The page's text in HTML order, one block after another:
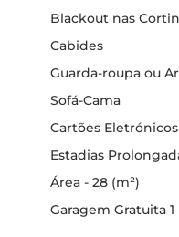
Blackout nas
Cabides
Guarda-roupa ou
Sofá-Cama
Cartões Eletrónicos
Estadias
Área - 28 (m²)
Garagem Gratuita 1